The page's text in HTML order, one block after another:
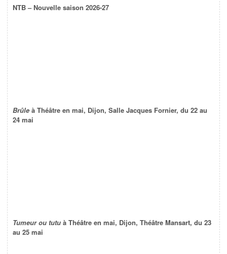
NTB – Nouvelle saison 2026-27
Brûle à Théâtre en mai, Dijon, Salle Jacques Fornier, du 22 au
24 mai
Tumeur ou tutu à Théâtre en mai, Dijon, Théâtre Mansart, du 23
au 25 mai